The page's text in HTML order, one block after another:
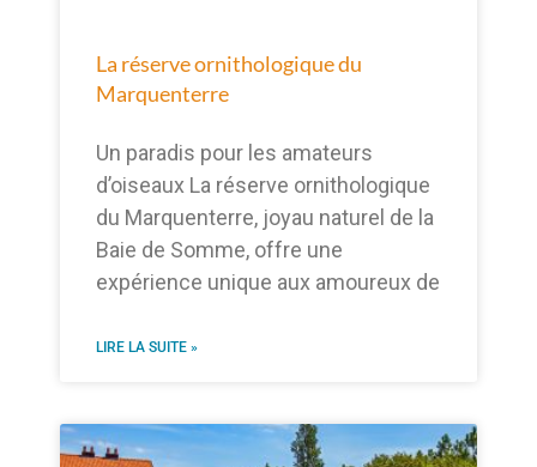
La réserve ornithologique du
Marquenterre
Un paradis pour les amateurs
d’oiseaux La réserve ornithologique
du Marquenterre, joyau naturel de la
Baie de Somme, offre une
expérience unique aux amoureux de
LIRE LA SUITE »